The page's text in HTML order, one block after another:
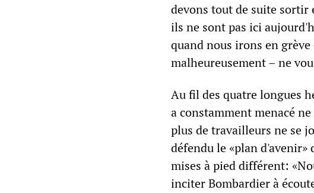
devons tout de suite sortir
ils ne sont pas ici
quand nous irons en
malheureusement – ne
Au fil des quatre longues
a constamment menacé
plus de travailleurs ne se
défendu le «plan
mises à pied différent:
inciter Bombardier à